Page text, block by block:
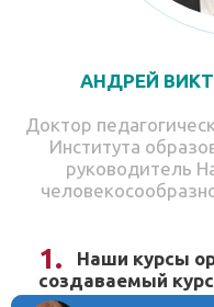
АНДРЕЙ
Доктор
Института
руководитель
Наши курсы
создаваемый
ими продукт.